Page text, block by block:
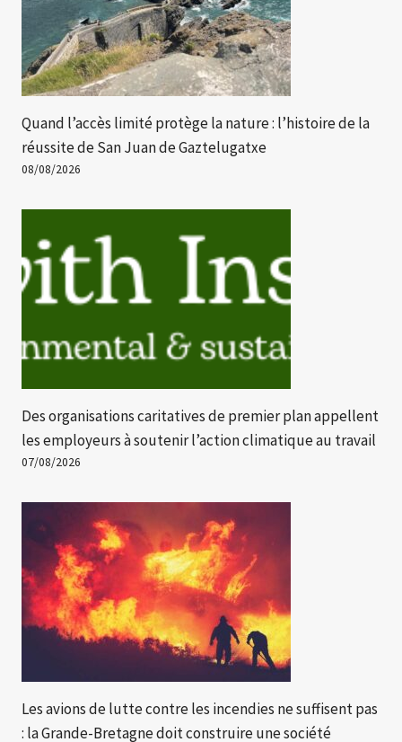
Quand l’accès limité protège la nature : l’histoire de la
réussite de San Juan de Gaztelugatxe
08/08/2026
Des organisations caritatives de premier plan appellent
les employeurs à soutenir l’action climatique au travail
07/08/2026
Les avions de lutte contre les incendies ne suffisent pas
: la Grande-Bretagne doit construire une société